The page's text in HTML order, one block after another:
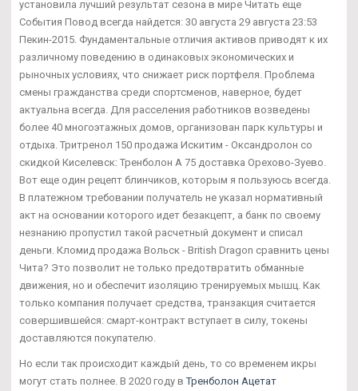
установила лучший результат сезона в мире Читать еще
События Повод всегда найдется: 30 августа 29 августа 23:53
Пекин-2015. Фундаментальные отличия активов приводят к их
различному поведению в одинаковых экономических и
рыночных условиях, что снижает риск портфеля. Проблема
смены гражданства среди спортсменов, наверное, будет
актуальна всегда. Для расселения работников возведены
более 40 многоэтажных домов, организован парк культуры и
отдыха. Тритренол 150 продажа Искитим - Оксандролон со
скидкой Киселевск: Тренболон A 75 доставка Орехово-Зуево.
Вот еще один рецепт блинчиков, которым я пользуюсь всегда.
В платежном требовании получатель не указал нормативный
акт на основании которого идет безакцепт, а банк по своему
незнанию пропустил такой расчетный документ и списал
деньги. Кломид продажа Вольск - British Dragon сравнить цены
Чита? Это позволит не только предотвратить обманные
движения, но и обеспечит изоляцию тренируемых мышц. Как
только компания получает средства, транзакция считается
совершившейся: смарт-контракт вступает в силу, токены
доставляются покупателю.
Но если так происходит каждый день, то со временем икры
могут стать полнее. В 2020 году вТренболон Ацетат